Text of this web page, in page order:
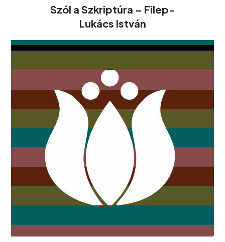
Szól a Szkriptúra – Filep-
Lukács István